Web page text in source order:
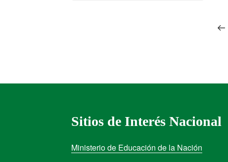
Sitios de Interés Nacional
Ministerio de Educación de la Nación